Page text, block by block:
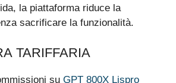
la piattaforma riduce la
sacrificare la funzionalità.
TARIFFARIA
su GPT 800X Lispro